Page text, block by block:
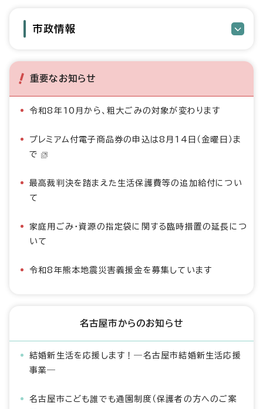
市政情報
重要なお知らせ
令和8年10月から、粗大ごみの対象が変わります
プレミアム付電子商品券の申込は8月14日（金曜日）ま
で
最高裁判決を踏まえた生活保護費等の追加給付につい
て
家庭用ごみ・資源の指定袋に関する臨時措置の延長につ
いて
令和8年熊本地震災害義援金を募集しています
名古屋市からのお知らせ
結婚新生活を応援します！―名古屋市結婚新生活応援
事業―
名古屋市こども誰でも通園制度（保護者の方へのご案